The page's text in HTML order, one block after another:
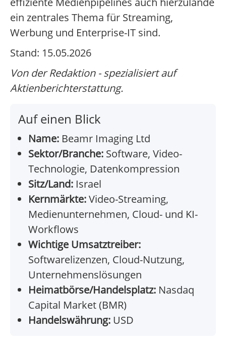
ein zentrales Thema für Streaming,
Werbung und Enterprise-IT sind.
Stand: 15.05.2026
Von der Redaktion - spezialisiert auf
Aktienberichterstattung.
Auf einen Blick
Name: Beamr Imaging Ltd
Sektor/Branche: Software, Video-
Technologie, Datenkompression
Sitz/Land: Israel
Kernmärkte:Video-Streaming,
Medienunternehmen, Cloud- und KI-
Workflows
Wichtige Umsatztreiber:
Softwarelizenzen, Cloud-Nutzung,
Unternehmenslösungen
Heimatbörse/Handelsplatz: Nasdaq
Capital Market (BMR)
Handelswährung: USD